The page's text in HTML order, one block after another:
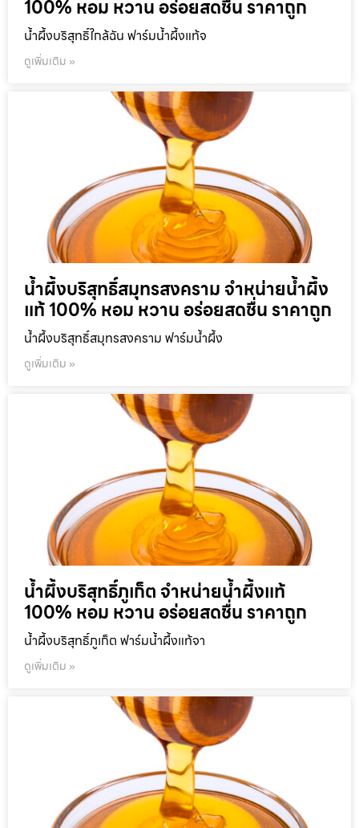
100% หอม หวาน อร่อยสดชื่น ราคาถูก
น้ำผึ้งบริสุทธิ์ใกล้ฉัน ฟาร์มน้ำผึ้งแท้จ
ดูเพิ่มเติม »
น้ำผึ้งบริสุทธิ์สมุทรสงคราม จำหน่ายน้ำผึ้ง
แท้ 100% หอม หวาน อร่อยสดชื่น ราคาถูก
น้ำผึ้งบริสุทธิ์สมุทรสงคราม ฟาร์มน้ำผึ้ง
ดูเพิ่มเติม »
น้ำผึ้งบริสุทธิ์ภูเก็ต จำหน่ายน้ำผึ้งแท้
100% หอม หวาน อร่อยสดชื่น ราคาถูก
น้ำผึ้งบริสุทธิ์ภูเก็ต ฟาร์มน้ำผึ้งแท้จา
ดูเพิ่มเติม »